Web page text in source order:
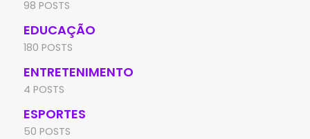
98 POSTS
EDUCAÇÃO
180 POSTS
ENTRETENIMENTO
4 POSTS
ESPORTES
50 POSTS